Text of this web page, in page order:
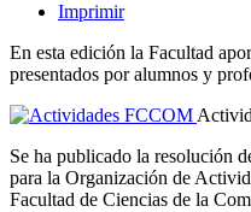
Imprimir
En esta edición la Facultad
presentados por alumnos y
Se ha publicado la resolución
para la Organización de
Facultad de Ciencias de la